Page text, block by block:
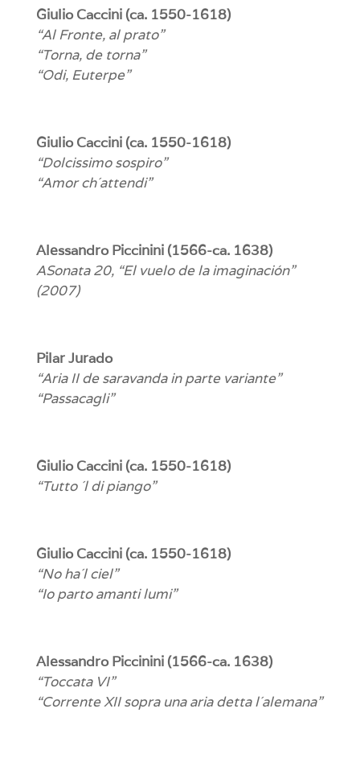
Giulio Caccini (ca. 1550-1618)
“Al Fronte, al prato”
“Torna, de torna”
“Odi, Euterpe”
Giulio Caccini (ca. 1550-1618)
“Dolcissimo sospiro”
“Amor ch´attendi”
Alessandro Piccinini (1566-ca. 1638)
ASonata 20, “El vuelo de la imaginación”
(2007)
Pilar Jurado
“Aria II de saravanda in parte variante”
“Passacagli”
Giulio Caccini (ca. 1550-1618)
“Tutto ´l di piango”
Giulio Caccini (ca. 1550-1618)
“No ha´l ciel”
“Io parto amanti lumi”
Alessandro Piccinini (1566-ca. 1638)
“Toccata VI”
“Corrente XII sopra una aria detta l´alemana”